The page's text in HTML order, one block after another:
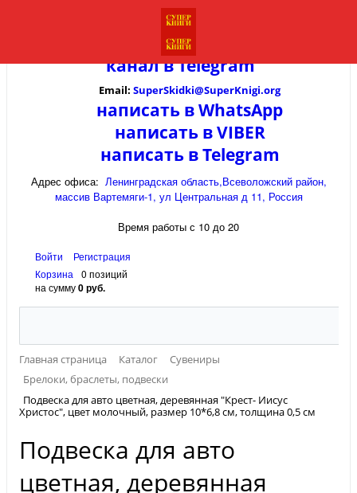
канал вTelegram
Email: SuperSkidki@SuperKnigi.org
написать в WhatsApp
написать в VIBER
написать в Telegram
Адрес офиса: Ленинградская область,Всеволожский район,
массив Вартемяги-1, ул Центральная д 11, Россия
Время работы с 10 до 20
Войти
Регистрация
Корзина
0 позиций
на сумму0 руб.
Главная страница Каталог
Сувениры
Брелоки, браслеты, подвески
Подвеска для авто цветная, деревянная "Крест- Иисус
Христос", цвет молочный, размер 10*6,8 см, толщина 0,5 см
Подвеска для авто
цветная, деревянная